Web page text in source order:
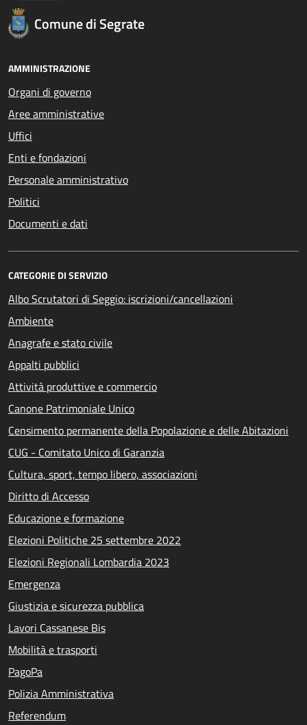
Comune di Segrate
AMMINISTRAZIONE
Organi di governo
Aree amministrative
Uffici
Enti e fondazioni
Personale amministrativo
Politici
Documenti e dati
CATEGORIE DI SERVIZIO
Albo Scrutatori di Seggio: iscrizioni/cancellazioni
Ambiente
Anagrafe e stato civile
Appalti pubblici
Attività produttive e commercio
Canone Patrimoniale Unico
Censimento permanente della Popolazione e delle Abitazioni
CUG - Comitato Unico di Garanzia
Cultura, sport, tempo libero, associazioni
Diritto di Accesso
Educazione e formazione
Elezioni Politiche 25 settembre 2022
Elezioni Regionali Lombardia 2023
Emergenza
Giustizia e sicurezza pubblica
Lavori Cassanese Bis
Mobilità e trasporti
PagoPa
Polizia Amministrativa
Referendum